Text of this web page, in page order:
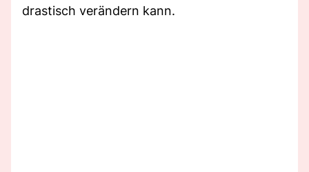
drastisch verändern kann.